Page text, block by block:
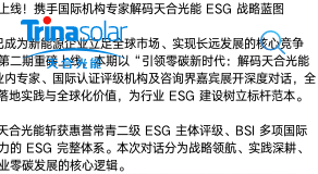
线！携手国际机构专家解码天合光能 ESG 战略蓝图
为新能源企业立足全球市场、实现长远发展的核心竞争
二期重磅上线，本期以“引领零碳新时代：解码天合光能
专家、国际认证评级机构及咨询界嘉宾展开深度对话，全
实践与全球化价值，为行业 ESG 建设树立标杆范本。
合光能斩获惠誉常青二级 ESG 主体评级、BSI 多项国际
的 ESG 完整体系。本次对话分为战略领航、实践深耕、
零碳发展的核心逻辑。